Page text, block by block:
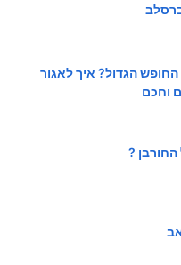
הגדול? איך לאגור
וחכם
?